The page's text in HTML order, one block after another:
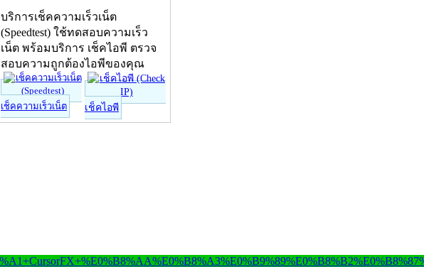
บริการเช็คความเร็วเน็ต
(Speedtest) ใช้ทดสอบความเร็ว
เน็ต พร้อมบริการ เช็คไอพี ตรวจ
สอบความถูกต้องไอพีของคุณ
เช็คความเร็วเน็ต เช็คไอพี